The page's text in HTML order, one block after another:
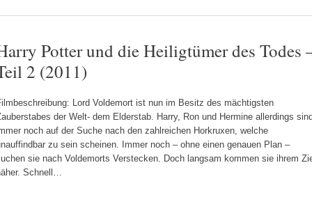
Potter und die Heiligtümer des Todes
2 (2011)
Lord Voldemort ist nun im Besitz des mächtigsten
der Welt- dem Elderstab. Harry, Ron und Hermine allerdings
noch auf der Suche nach den zahlreichen Horkruxen, welche
zu sein scheinen. Immer noch – ohne einen genauen Plan –
sie nach Voldemorts Verstecken. Doch langsam kommen sie ihrem
Schnell…